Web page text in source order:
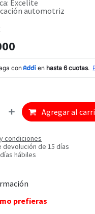
Excelite
automotriz
Agregar al
condiciones
devolución de 15 días
hábiles
prefieras